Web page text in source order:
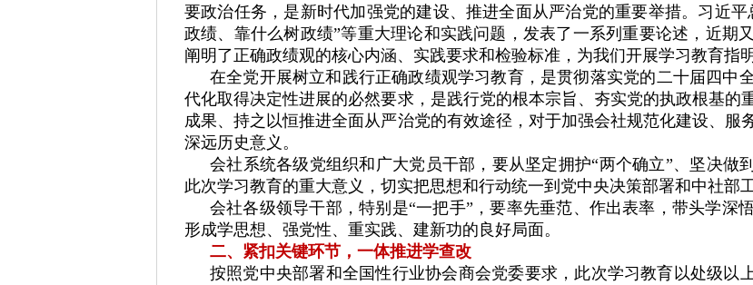
要政治任务，是新时代加强党的建设、推进全面从严治党的重要举措。习近
政绩、靠什么树政绩”等重大理论和实践问题，发表了一系列重要论述，近期
阐明了正确政绩观的核心内涵、实践要求和检验标准，为我们开展学习教育指
在全党开展树立和践行正确政绩观学习教育，是贯彻落实党的二十届四中
代化取得决定性进展的必然要求，是践行党的根本宗旨、夯实党的执政根基的
成果、持之以恒推进全面从严治党的有效途径，对于加强会社规范化建设、服
深远历史意义。
会社系统各级党组织和广大党员干部，要从坚定拥护“两个确立”、坚决做
此次学习教育的重大意义，切实把思想和行动统一到党中央决策部署和中社部
会社各级领导干部，特别是“一把手”，要率先垂范、作出表率，带头学深
形成学思想、强党性、重实践、建新功的良好局面。
二、紧扣关键环节，一体推进学查改
按照党中央部署和全国性行业协会商会党委要求，此次学习教育以处级以